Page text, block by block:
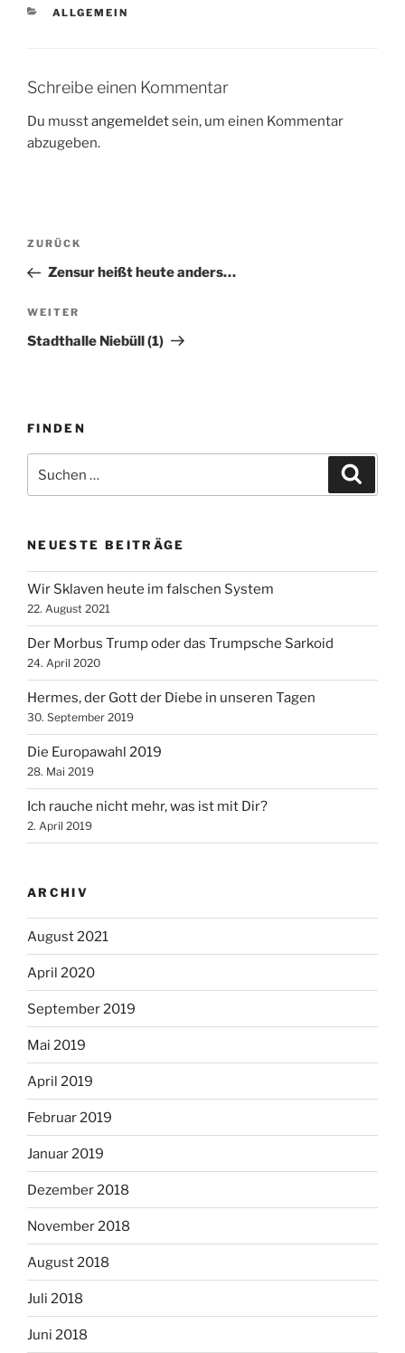
KATEGORIEN
ALLGEMEIN
Schreibe einen Kommentar
Du musstangemeldetsein, um einen Kommentar
abzugeben.
Beitragsnavigation
Vorheriger
Beitrag
ZURÜCK
Zensur heißt heute anders…
Nächster
Beitrag
WEITER
Stadthalle Niebüll (1)
FINDEN
nach:
NEUESTE BEITRÄGE
Wir Sklaven heute im falschen System
22. August 2021
Der Morbus Trump oder das Trumpsche Sarkoid
24. April 2020
Hermes, der Gott der Diebe in unseren Tagen
30. September 2019
Die Europawahl 2019
28. Mai 2019
Ich rauche nicht mehr, was ist mit Dir?
2. April 2019
ARCHIV
August 2021
April 2020
September 2019
Mai 2019
April 2019
Februar 2019
Januar 2019
Dezember 2018
November 2018
August 2018
Juli 2018
Juni 2018